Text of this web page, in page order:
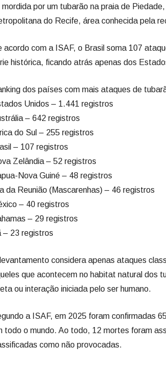
mordida por um tubarão na praia de
do Recife, área conhecida pela
acordo com a ISAF, o Brasil soma 107
histórica, ficando atrás apenas dos
dos países com mais ataques de
Unidos – 1.441 registros
– 642 registros
do Sul – 255 registros
– 107 registros
Zelândia – 52 registros
Nova Guiné – 48 registros
da Reunião (Mascarenhas) – 46 registros
– 40 registros
– 29 registros
– 23 registros
considera apenas ataques
que acontecem no habitat natural dos
ou interação iniciada pelo ser humano.
a ISAF, em 2025 foram confirmadas
todo o mundo. Ao todo, 12 mortes foram
como não provocadas.